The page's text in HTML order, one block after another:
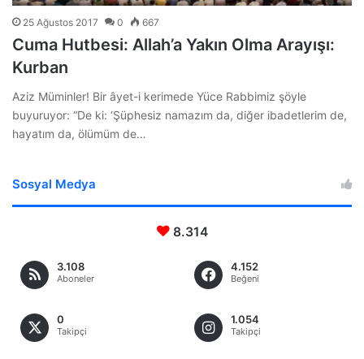
25 Ağustos 2017 0 667
Cuma Hutbesi: Allah’a Yakın Olma Arayışı:
Kurban
Aziz Müminler! Bir âyet-i kerimede Yüce Rabbimiz şöyle
buyuruyor: “De ki: ‘Şüphesiz namazım da, diğer ibadetlerim de,
hayatım da, ölümüm de…
Sosyal Medya
8.314
3.108
Aboneler
4.152
Beğeni
0
Takipçi
1.054
Takipçi